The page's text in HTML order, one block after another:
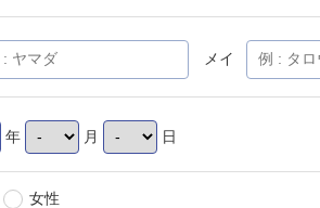
メイ
年 月 日
女性